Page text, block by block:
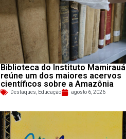
Biblioteca do Instituto Mamirauá
reúne um dos maiores acervos
científicos sobre a Amazônia
Destaques, Educação agosto 6, 2026